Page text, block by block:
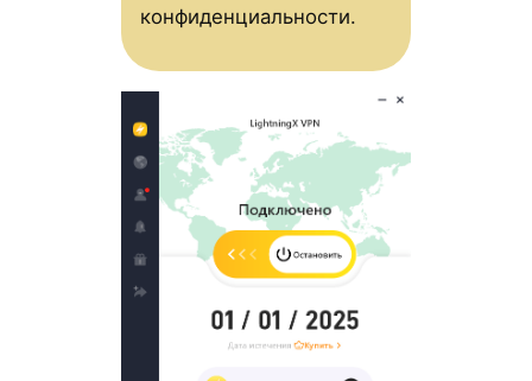
конфиденциальности.